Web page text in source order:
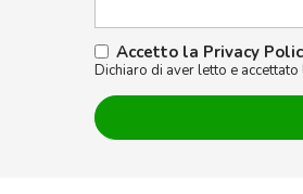
Accetto la Privacy
Dichiaro di aver letto e accettato